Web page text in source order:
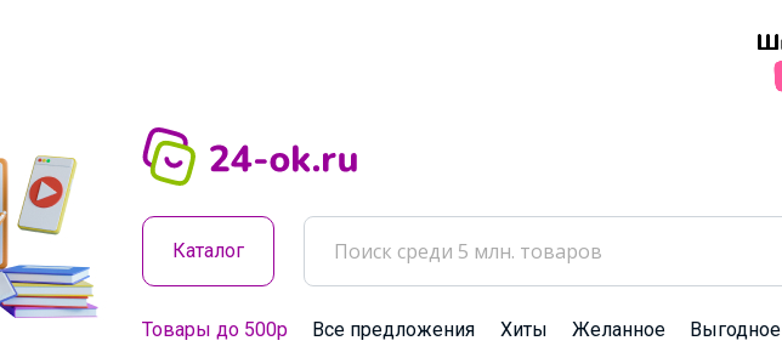
Каталог
Товары до 500р Все предложения Хиты Желанное Выгодное